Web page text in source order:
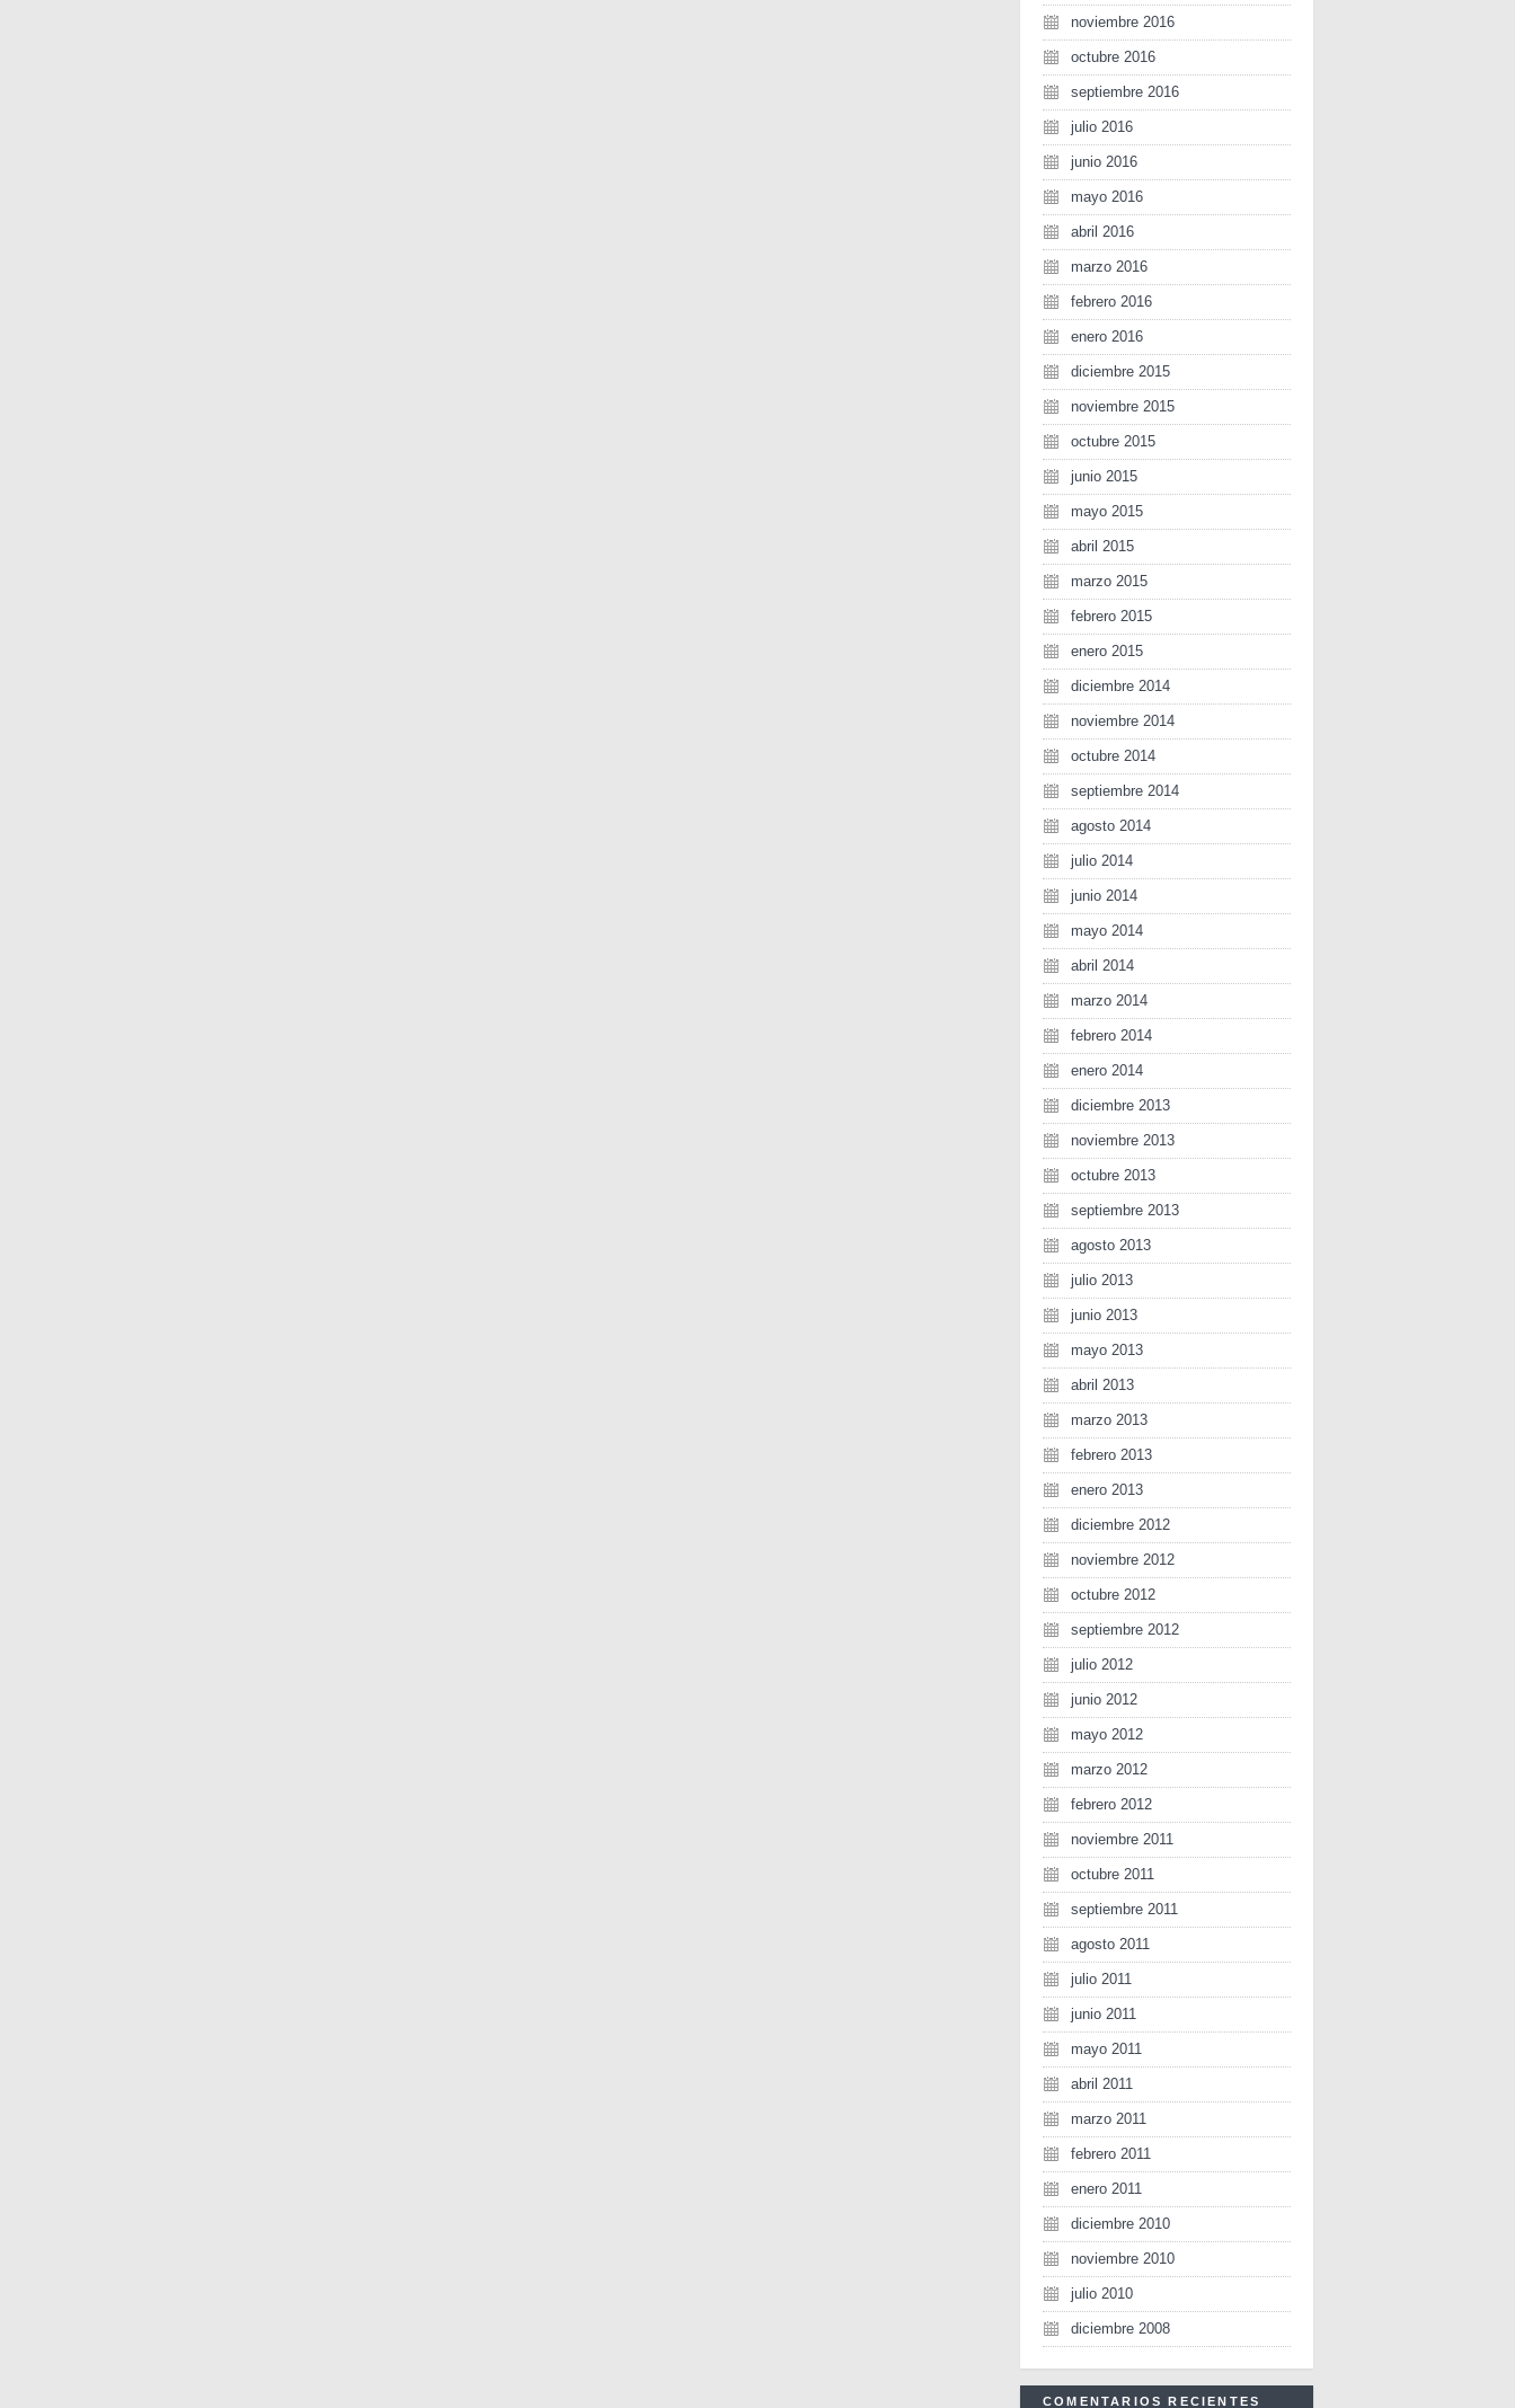
noviembre 2016
octubre 2016
septiembre 2016
julio 2016
junio 2016
mayo 2016
abril 2016
marzo 2016
febrero 2016
enero 2016
diciembre 2015
noviembre 2015
octubre 2015
junio 2015
mayo 2015
abril 2015
marzo 2015
febrero 2015
enero 2015
diciembre 2014
noviembre 2014
octubre 2014
septiembre 2014
agosto 2014
julio 2014
junio 2014
mayo 2014
abril 2014
marzo 2014
febrero 2014
enero 2014
diciembre 2013
noviembre 2013
octubre 2013
septiembre 2013
agosto 2013
julio 2013
junio 2013
mayo 2013
abril 2013
marzo 2013
febrero 2013
enero 2013
diciembre 2012
noviembre 2012
octubre 2012
septiembre 2012
julio 2012
junio 2012
mayo 2012
marzo 2012
febrero 2012
noviembre 2011
octubre 2011
septiembre 2011
agosto 2011
julio 2011
junio 2011
mayo 2011
abril 2011
marzo 2011
febrero 2011
enero 2011
diciembre 2010
noviembre 2010
julio 2010
diciembre 2008
COMENTARIOS RECIENTES